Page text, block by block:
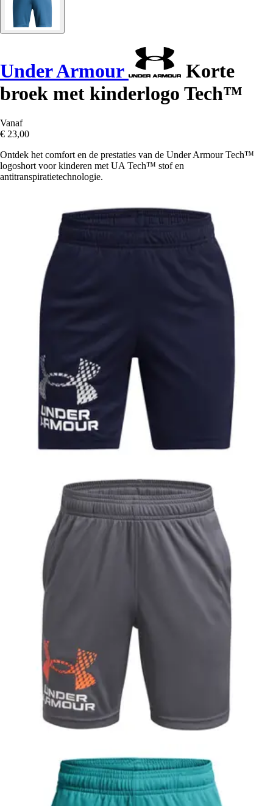
Under Armour
Korte
broek met kinderlogo Tech™
Vanaf
€ 23,00
Ontdek het comfort en de prestaties van de Under Armour Tech™
logoshort voor kinderen met UA Tech™ stof en
antitranspiratietechnologie.